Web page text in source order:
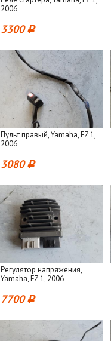
2006
3300
Пульт правый, Yamaha, FZ 1,
2006
3080
Регулятор напряжения,
Yamaha, FZ 1, 2006
7700